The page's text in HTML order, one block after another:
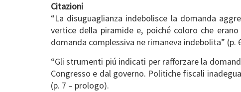
Citazioni
“La disuguaglianza indebolisce la domanda
vertice della piramide e, poiché coloro che
domanda complessiva ne rimaneva indebolita” (p.
“Gli strumenti piú indicati per rafforzare la
Congresso e dal governo. Politiche fiscali
(p. 7 – prologo).